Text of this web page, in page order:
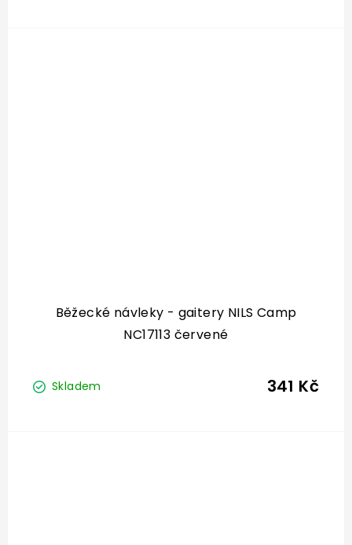
Běžecké návleky - gaitery NILS Camp
NC17113 červené
Skladem 341 Kč